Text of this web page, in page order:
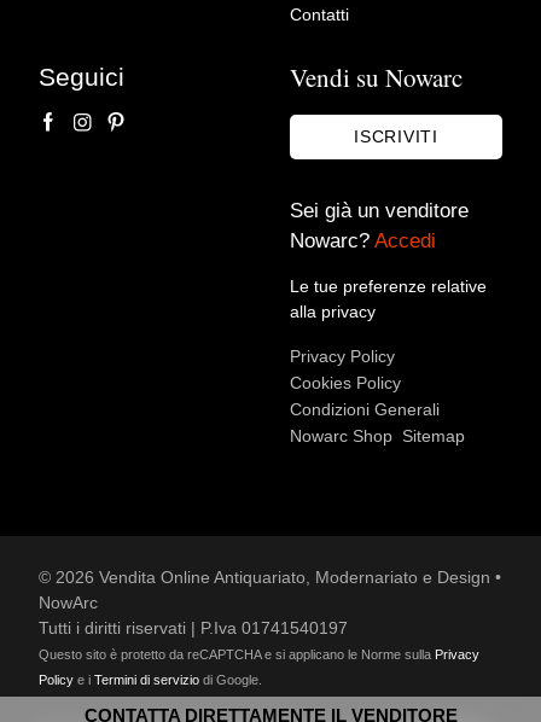
CONTATTA DIRETTAMENTE IL VENDITORE
Accetto le condizioni sullaprivacy policy*.
Contatti
Seguici Vendi su Nowarc
ISCRIVITI
Sei già un venditore
Nowarc? Accedi
Le tue preferenze relative
alla privacy
Privacy Policy
Cookies Policy
Condizioni Generali
Nowarc Shop Sitemap
© 2026 Vendita Online Antiquariato, Modernariato e Design •
NowArc
Tutti i diritti riservati | P.Iva 01741540197
Questo sito è protetto da reCAPTCHA e si applicano le Norme sulla Privacy
Policy e i Termini di servizio di Google.